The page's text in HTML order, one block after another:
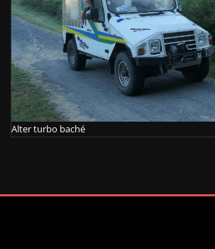
Alter turbo baché